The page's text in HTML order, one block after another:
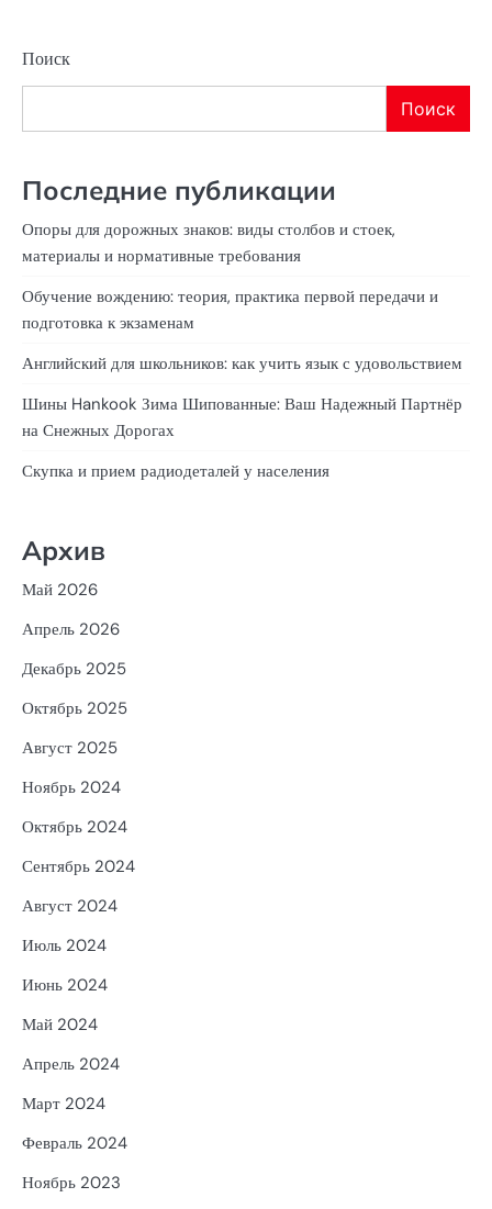
Поиск
Поиск
Последние публикации
Опоры для дорожных знаков: виды столбов и стоек,
материалы и нормативные требования
Обучение вождению: теория, практика первой передачи и
подготовка к экзаменам
Английский для школьников: как учить язык с удовольствием
Шины Hankook Зима Шипованные: Ваш Надежный Партнёр
на Снежных Дорогах
Скупка и прием радиодеталей у населения
Архив
Май 2026
Апрель 2026
Декабрь 2025
Октябрь 2025
Август 2025
Ноябрь 2024
Октябрь 2024
Сентябрь 2024
Август 2024
Июль 2024
Июнь 2024
Май 2024
Апрель 2024
Март 2024
Февраль 2024
Ноябрь 2023